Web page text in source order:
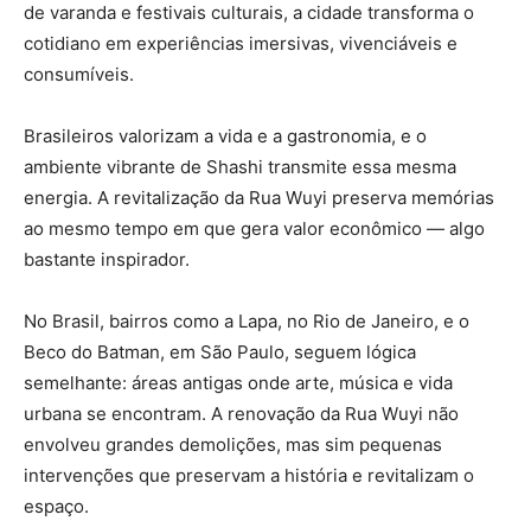
de varanda e festivais culturais, a cidade transforma o
cotidiano em experiências imersivas, vivenciáveis e
consumíveis.
Brasileiros valorizam a vida e a gastronomia, e o
ambiente vibrante de Shashi transmite essa mesma
energia. A revitalização da Rua Wuyi preserva memórias
ao mesmo tempo em que gera valor econômico — algo
bastante inspirador.
No Brasil, bairros como a Lapa, no Rio de Janeiro, e o
Beco do Batman, em São Paulo, seguem lógica
semelhante: áreas antigas onde arte, música e vida
urbana se encontram. A renovação da Rua Wuyi não
envolveu grandes demolições, mas sim pequenas
intervenções que preservam a história e revitalizam o
espaço.